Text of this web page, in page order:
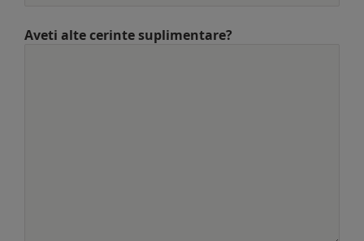
Aveti alte cerinte suplimentare?